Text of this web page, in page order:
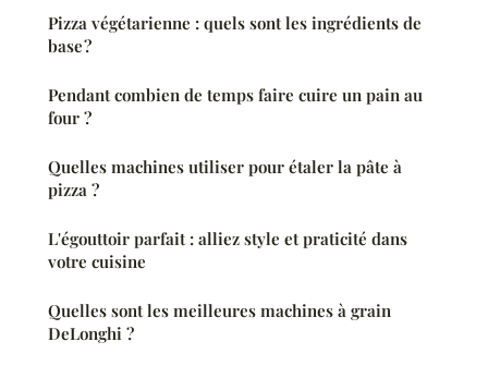
Pizza végétarienne : quels sont les ingrédients de
base ?
Pendant combien de temps faire cuire un pain au
four ?
Quelles machines utiliser pour étaler la pâte à
pizza ?
L'égouttoir parfait : alliez style et praticité dans
votre cuisine
Quelles sont les meilleures machines à grain
DeLonghi ?